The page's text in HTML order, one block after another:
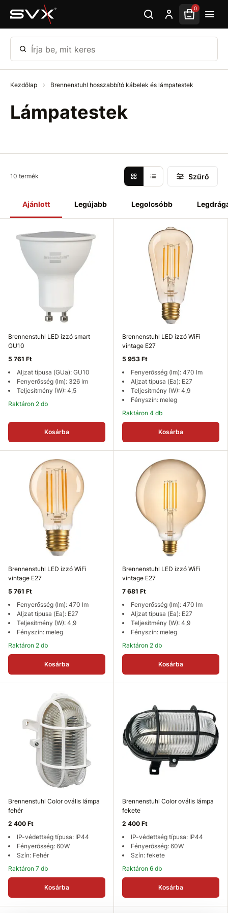
Ugrás az oldal fő részéhez 0
Írja be, mit keres
Kezdőlap Brennenstuhl hosszabbító kábelek és lámpatestek
Lámpatestek
Ajánlott Legújabb Legolcsóbb
10 termék Szűrő
Brennenstuhl LED izzó smart
GU10
5 761 Ft
Aljzat típusa (GUa): GU10
Fenyerősség (lm): 326 lm
Teljesítmény (W): 4,5
Raktáron 2 db
Kosárba
Brennenstuhl LED izzó WiFi
vintage E27
5 953 Ft
Fenyerősség (lm): 470 lm
Aljzat típusa (Ea): E27
Teljesítmény (W): 4,9
Fényszín: meleg
Raktáron 4 db
Kosárba
Brennenstuhl LED izzó WiFi
vintage E27
5 761 Ft
Fenyerősség (lm): 470 lm
Aljzat típusa (Ea): E27
Teljesítmény (W): 4,9
Fényszín: meleg
Raktáron 2 db
Kosárba
Brennenstuhl LED izzó WiFi
vintage E27
7 681 Ft
Fenyerősség (lm): 470 lm
Aljzat típusa (Ea): E27
Teljesítmény (W): 4,9
Fényszín: meleg
Raktáron 2 db
Kosárba
Brennenstuhl Color ovális lámpa
fehér
2 400 Ft
IP-védettség típusa: IP44
Fényerősség: 60W
Szín: Fehér
Raktáron 7 db
Kosárba
Brennenstuhl Color ovális lámpa
fekete
2 400 Ft
IP-védettség típusa: IP44
Fényerősség: 60W
Szín: fekete
Raktáron 6 db
Kosárba